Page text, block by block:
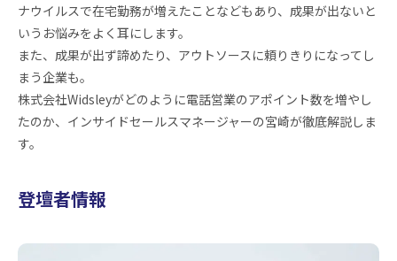
ナウイルスで在宅勤務が増えたことなどもあり、成果が出ないと
いうお悩みをよく耳にします。
また、成果が出ず諦めたり、アウトソースに頼りきりになってし
まう企業も。
株式会社Widsleyがどのように電話営業のアポイント数を増やし
たのか、インサイドセールスマネージャーの宮崎が徹底解説しま
す。
登壇者情報